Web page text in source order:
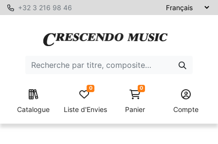
+32 3 216 98 46
Catalogue Liste d'Envies
0 0
Panier Compte